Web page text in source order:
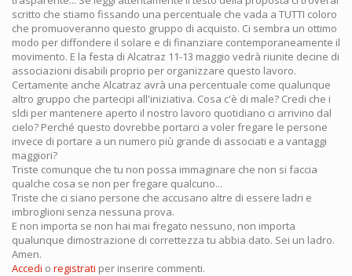
scritto che stiamo fissando una percentuale che vada a TUTTI coloro
che promuoveranno questo gruppo di acquisto. Ci sembra un ottimo
modo per diffondere il solare e di finanziare contemporaneamente il
movimento. E la festa di Alcatraz 11-13 maggio vedrà riunite decine di
associazioni disabili proprio per organizzare questo lavoro.
Certamente anche Alcatraz avrà una percentuale come qualunque
altro gruppo che partecipi all'iniziativa. Cosa c'è di male? Credi che i
sldi per mantenere aperto il nostro lavoro quotidiano ci arrivino dal
cielo? Perché questo dovrebbe portarci a voler fregare le persone
invece di portare a un numero più grande di associati e a vantaggi
maggiori?
Triste comunque che tu non possa immaginare che non si faccia
qualche cosa se non per fregare qualcuno...
Triste che ci siano persone che accusano altre di essere ladri e
imbroglioni senza nessuna prova.
E non importa se non hai mai fregato nessuno, non importa
qualunque dimostrazione di correttezza tu abbia dato. Sei un ladro.
Amen.
Accedi o registrati per inserire commenti.